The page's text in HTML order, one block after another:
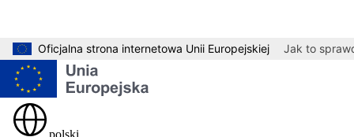
Oficjalna strona internetowa Unii Europejskiej Jak to
polski